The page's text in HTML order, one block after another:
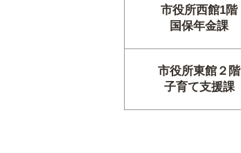
市役所西館1階
国保年金課
市役所東館２階
子育て支援課